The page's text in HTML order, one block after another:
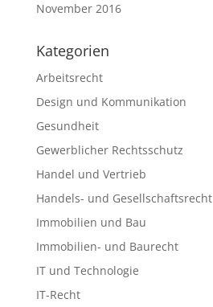
November 2016
Kategorien
Arbeitsrecht
Design und Kommunikation
Gesundheit
Gewerblicher Rechtsschutz
Handel und Vertrieb
Handels- und Gesellschaftsrecht
Immobilien und Bau
Immobilien- und Baurecht
IT und Technologie
IT-Recht